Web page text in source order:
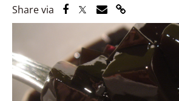
Share via Share via Facebook
Share via Twitter
Share via Email
Share via Link